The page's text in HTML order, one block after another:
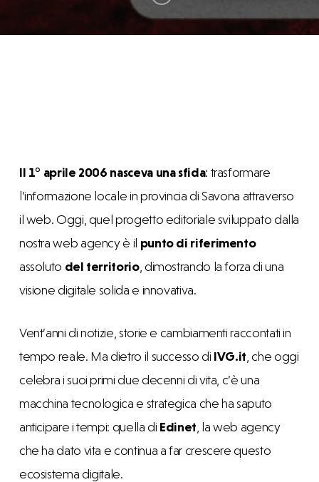
Il 1° aprile 2006 nasceva una sfida: trasformare
l’informazione locale in provincia di Savona attraverso
il web. Oggi, quel progetto editoriale sviluppato dalla
nostra web agency è il punto di riferimento
assoluto del territorio, dimostrando la forza di una
visione digitale solida e innovativa.
Vent’anni di notizie, storie e cambiamenti raccontati in
tempo reale. Ma dietro il successo di IVG.it , che oggi
celebra i suoi primi due decenni di vita, c’è una
macchina tecnologica e strategica che ha saputo
anticipare i tempi: quella di Edinet , la web agency
che ha dato vita e continua a far crescere questo
ecosistema digitale.